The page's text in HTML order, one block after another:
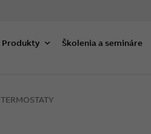
Produkty Školenia a semináre
TERMOSTATY